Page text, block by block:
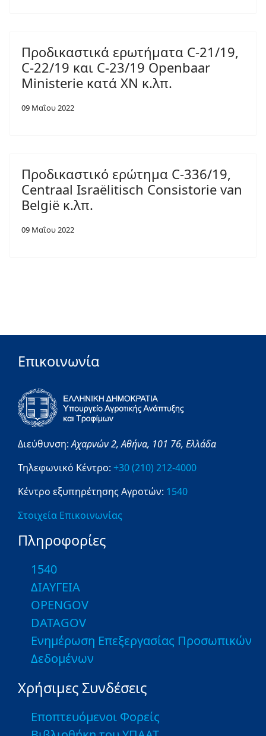
Προδικαστικά ερωτήματα C-21/19,
C-22/19 και C-23/19 Openbaar
Ministerie κατά XN κ.λπ.
09 Μαΐου 2022
Προδικαστικό ερώτημα C-336/19,
Centraal Israëlitisch Consistorie van
België κ.λπ.
09 Μαΐου 2022
Επικοινωνία
Διεύθυνση:Αχαρνών 2,Αθήνα, 101 76, Ελλάδα
Τηλεφωνικό Κέντρο: +30 (210) 212-4000
Κέντρο εξυπηρέτησης Αγροτών: 1540
Στοιχεία Επικοινωνίας
Πληροφορίες
1540
ΔΙΑΥΓΕΙΑ
OPENGOV
DATAGOV
Ενημέρωση Επεξεργασίας Προσωπικών
Δεδομένων
Χρήσιμες Συνδέσεις
Εποπτευόμενοι Φορείς